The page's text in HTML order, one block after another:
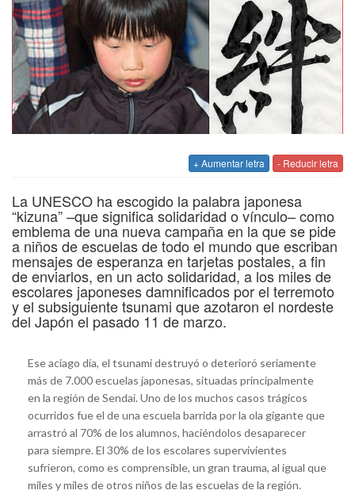
+ Aumentar letra - Reducir letra
La UNESCO ha escogido la palabra japonesa
“kizuna” –que significa solidaridad o vínculo– como
emblema de una nueva campaña en la que se pide
a niños de escuelas de todo el mundo que escriban
mensajes de esperanza en tarjetas postales, a fin
de enviarlos, en un acto solidaridad, a los miles de
escolares japoneses damnificados por el terremoto
y el subsiguiente tsunami que azotaron el nordeste
del Japón el pasado 11 de marzo.
Ese aciago día, el tsunami destruyó o deterioró seriamente
más de 7.000 escuelas japonesas, situadas principalmente
en la región de Sendai. Uno de los muchos casos trágicos
ocurridos fue el de una escuela barrida por la ola gigante que
arrastró al 70% de los alumnos, haciéndolos desaparecer
para siempre. El 30% de los escolares supervivientes
sufrieron, como es comprensible, un gran trauma, al igual que
miles y miles de otros niños de las escuelas de la región.